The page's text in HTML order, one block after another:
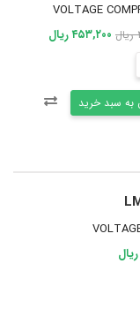
VOLTAGE
۴۵۳,۲۰۰ ریال
به سبد خرید